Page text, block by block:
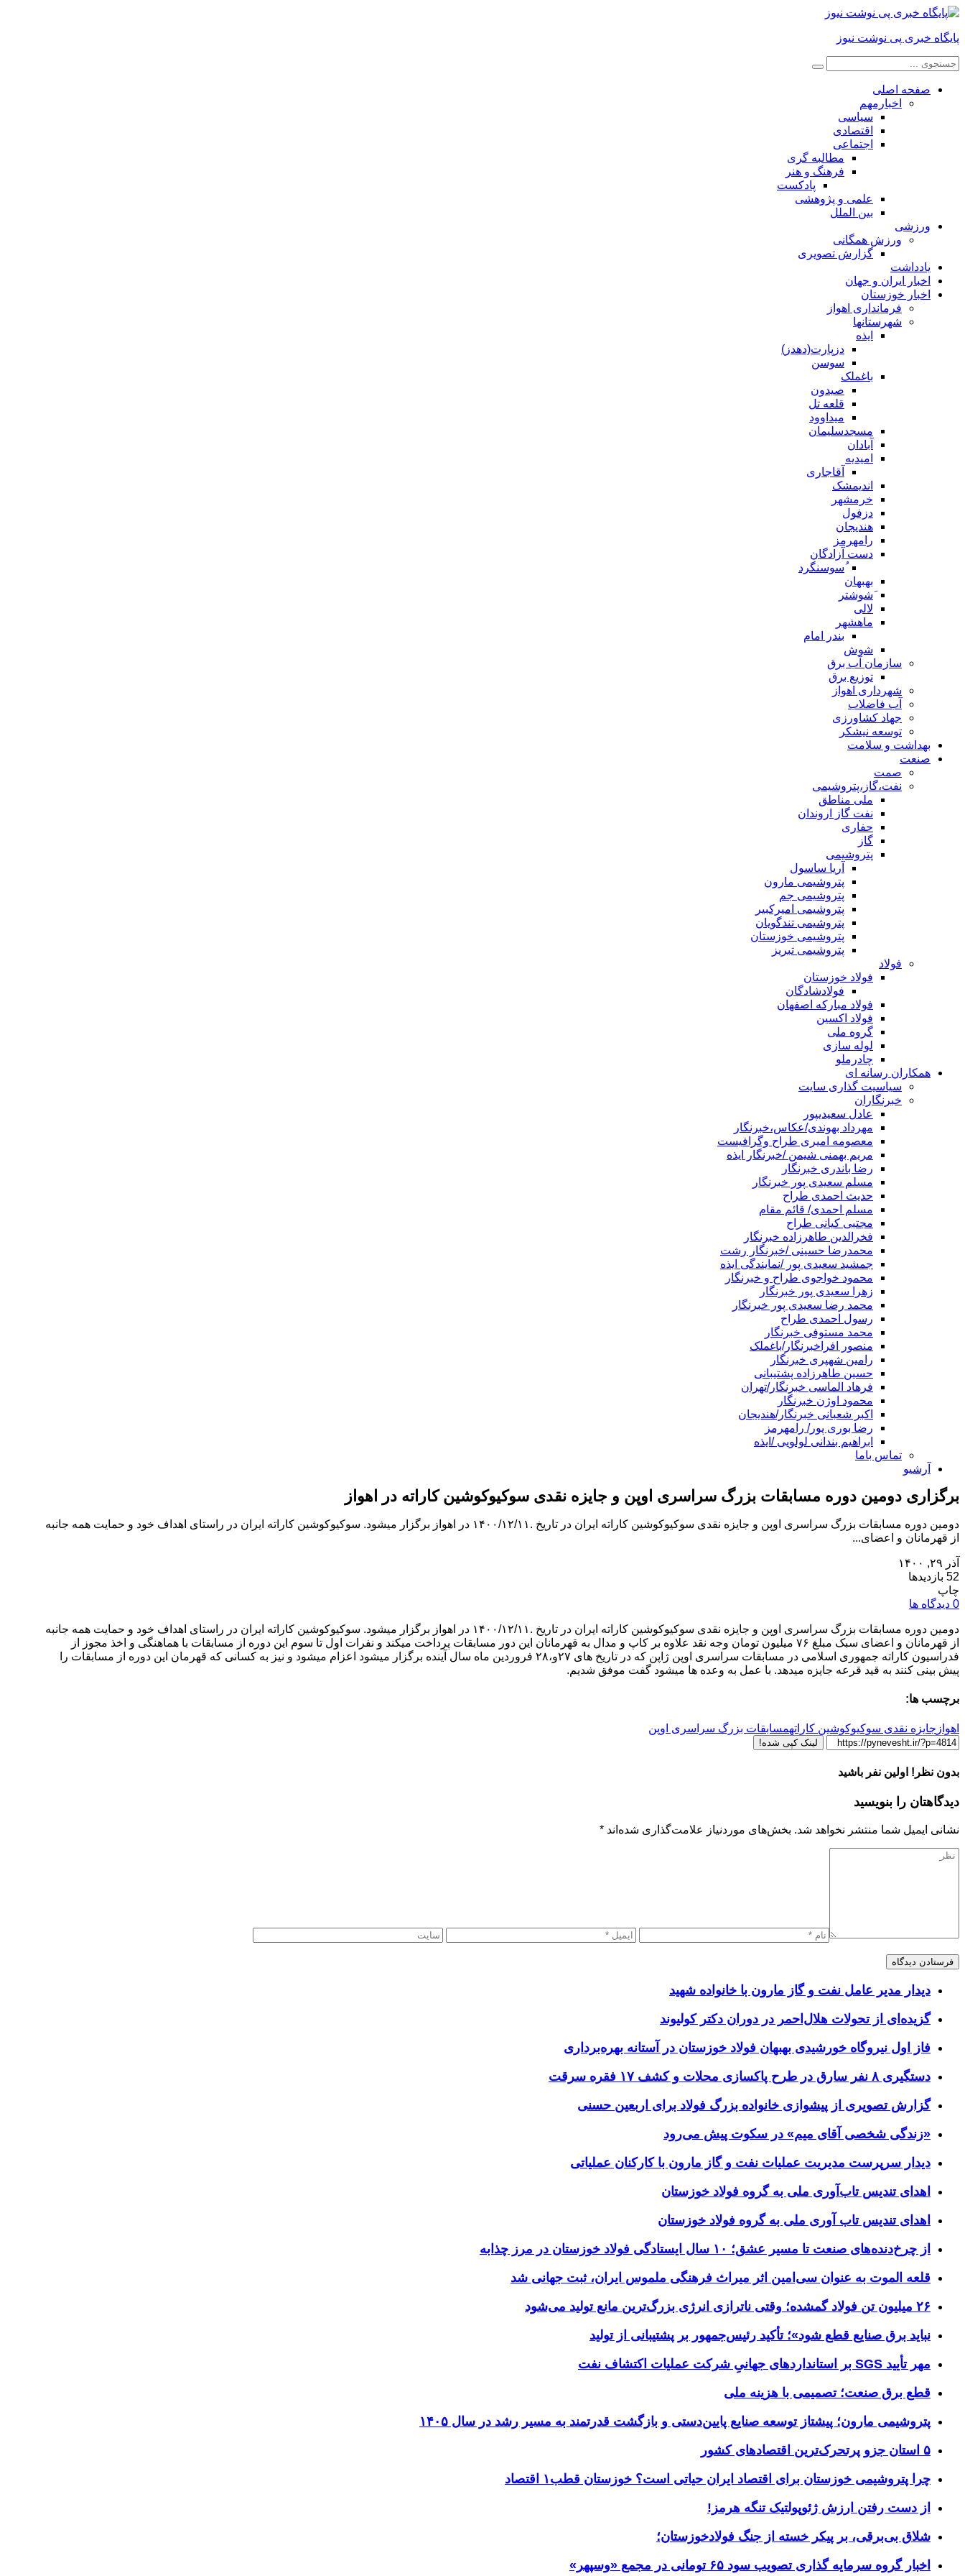
پایگاه خبری پی نوشت نیوز
صفحه اصلی
اخبارمهم
سیاسی
اقتصادی
اجتماعی
مطالبه گری
فرهنگ و هنر
پادکست
علمی و پژوهشی
بین الملل
ورزشی
ورزش همگانی
گزارش تصویری
یادداشت
اخبار ایران و جهان
اخبار خوزستان
فرمانداری اهواز
شهرستانها
ایذه
دزپارت(دهدز)
سوسن
باغملک
صیدون
قلعه تل
میداوود
مسجدسلیمان
آبادان
امیدیه
آقاجاری
اندیمشک
خرمشهر
دزفول
هندیجان
رامهرمز
دست آزادگان
ُسوسنگرد
بهبهان
َشوشتر
لالی
ماهشهر
بندر امام
شوش
سازمان آب برق
توزیع برق
شهرداری اهواز
آب فاضلاب
جهاد کشاورزی
توسعه نیشکر
بهداشت و سلامت
صنعت
صمت
نفت،گاز،پتروشیمی
ملی مناطق
نفت گاز اروندان
حفاری
گاز
پتروشیمی
آریا ساسول
پتروشیمی مارون
پتروشیمی جم
پتروشیمی امیرکبیر
پتروشیمی تندگویان
پتروشیمی خوزستان
پتروشیمی تبریز
فولاد
فولاد خوزستان
فولادشادگان
فولاد مبارکه اصفهان
فولاد اکسین
گروه ملی
لوله سازی
چادرملو
همکاران رسانه ای
سیاسیت گذاری سایت
خبرنگاران
عادل سعیدیپور
مهرداد بهوندی/عکاس،خبرنگار
معصومه امیری طراح وگرافیست
مریم بهمنی شیمن /خبرنگار ایذه
رضا باندری خبرنگار
مسلم سعیدی پور خبرنگار
حدیث احمدی طراح
مسلم احمدی/ قائم مقام
مجتبی کیانی طراح
فخرالدین طاهرزاده خبرنگار
محمدرضا حسینی /خبرنگار رشت
جمشید سعیدی پور /نمایندگی ایذه
محمود خواجوی طراح و خبرنگار
زهرا سعیدی پور خبرنگار
محمد رضا سعیدی پور خبرنگار
رسول احمدی طراح
محمد مستوفی خبرنگار
منصور افراخبرنگار/باغملک
رامین شهپری خبرنگار
حسین طاهرزاده پشتیبانی
فرهاد الماسی خبرنگار/تهران
محمود اوژن خبرنگار
اکبر شعبانی خبرنگار/هندیجان
رضا بوری پور/ رامهرمز
ابراهیم بندانی لولویی /ایذه
تماس باما
آرشیو
برگزاری دومین دوره مسابقات بزرگ سراسری اوپن و جایزه نقدی سوکیوکوشین کاراته در اهواز
دومین دوره مسابقات بزرگ سراسری اوپن و جایزه نقدی سوکیوکوشین کاراته ایران در تاریخ .۱۴۰۰/۱۲/۱۱ در اهواز برگزار میشود. سوکیوکوشین کاراته ایران در راستای اهداف خود و حمایت همه جانبه
از قهرمانان و اعضای...
آذر ۲۹, ۱۴۰۰
52 بازدیدها
چاپ
0 دیدگاه ها
دومین دوره مسابقات بزرگ سراسری اوپن و جایزه نقدی سوکیوکوشین کاراته ایران در تاریخ .۱۴۰۰/۱۲/۱۱ در اهواز برگزار میشود. سوکیوکوشین کاراته ایران در راستای اهداف خود و حمایت همه جانبه
از قهرمانان و اعضای سبک مبلغ ۷۶ میلیون تومان وجه نقد علاوه بر کاپ و مدال به قهرمانان این دور مسابقات پرداخت میکند و نفرات اول تا سوم این دوره از مسابقات با هماهنگی و اخذ مجوز از
فدراسیون کاراته جمهوری اسلامی در مسابقات سراسری اوپن ژاپن که در تاریخ های ۲۷و،۲۸ فروردین ماه سال آینده برگزار میشود اعزام میشود و نیز به کسانی که قهرمان این دوره از مسابقات را
پیش بینی کنند به قید قرعه جایزه میدهد. با عمل به وعده ها میشود گفت موفق شدیم.
برچسب ها:
اهواز جایزه نقدی سوکیوکوشین کاراتهمسابقات بزرگ سراسری اوپن
لینک کپی شده!
بدون نظر! اولین نفر باشید
دیدگاهتان را بنویسید
نشانی ایمیل شما منتشر نخواهد شد. بخش‌های موردنیاز علامت‌گذاری شده‌اند *
دیدار مدیر عامل نفت و گاز مارون با خانواده شهید
گزیده‌ای از تحولات هلال‌احمر در دوران دکتر کولیوند
فاز اول نیروگاه خورشیدی بهبهان فولاد خوزستان در آستانه بهره‌برداری
دستگیری ۸ نفر سارق در طرح پاکسازی محلات و کشف ۱۷ فقره سرقت
گزارش تصویری از پیشوازی خانواده بزرگ فولاد برای اربعین حسنی
«زندگی شخصی آقای میم» در سکوت پیش می‌رود
دیدار سرپرست مدیریت عملیات نفت و گاز مارون با کارکنان عملیاتی
اهدای تندیس تاب‌آوری ملی به گروه فولاد خوزستان
اهدای تندیس تاب آوری ملی به گروه فولاد خوزستان
از چرخ‌دنده‌های صنعت تا مسیر عشق؛ ۱۰ سال ایستادگی فولاد خوزستان در مرز چذابه
قلعه الموت به عنوان سی‌امین اثر میراث‌ فرهنگی ملموس ایران، ثبت جهانی شد
۲۶ میلیون تن فولاد گمشده؛ وقتی ناترازی انرژی بزرگ‌ترین مانع تولید می‌شود
نباید برق صنایع قطع شود»؛ تأکید رئیس‌جمهور بر پشتیبانی از تولید
مهر تأیید SGS بر استانداردهای جهانیِ شرکت عملیات اکتشاف نفت
قطع برق صنعت؛ تصمیمی با هزینه ملی
پتروشیمی مارون؛ پیشتاز توسعه صنایع پایین‌دستی و بازگشت قدرتمند به مسیر رشد در سال ۱۴۰۵
۵ استان جزو پرتحرک‌ترین اقتصاد‌های کشور
چرا پتروشیمی خوزستان برای اقتصاد ایران حیاتی است؟ خوزستان قطب۱ اقتصاد
از دست رفتن ارزش ژئوپولتیک تنگه هرمز!
شلاق‌ بی‌برقی، بر پیکر خسته‌ از جنگ فولادخوزستان؛
اخبار گروه سرمایه گذاری تصویب سود ۶۵ تومانی در مجمع «وسپهر»